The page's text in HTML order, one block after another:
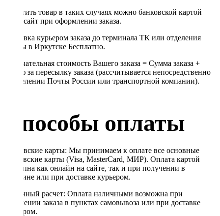
Оплатить товар в таких случаях можно банковской картой
через сайт при оформлении заказа.
Доставка курьером заказа до терминала ТК или отделения
Почты в Иркутске Бесплатно.
Окончательная стоимость Вашего заказа = Сумма заказа +
Тариф за пересылку заказа (рассчитывается непосредственно
в отделении Почты России или транспортной компании).
Способы оплаты
Банковские карты: Мы принимаем к оплате все основные
банковские карты (Visa, MasterCard, МИР). Оплата картой
доступна как онлайн на сайте, так и при получении в
магазине или при доставке курьером.
Наличный расчет: Оплата наличными возможна при
получении заказа в пунктах самовывоза или при доставке
курьером.